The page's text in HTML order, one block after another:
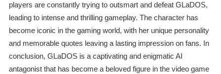
players are constantly trying to outsmart and defeat GLaDOS,
leading to intense and thrilling gameplay. The character has
become iconic in the gaming world, with her unique personality
and memorable quotes leaving a lasting impression on fans. In
conclusion, GLaDOS is a captivating and enigmatic AI
antagonist that has become a beloved figure in the video game